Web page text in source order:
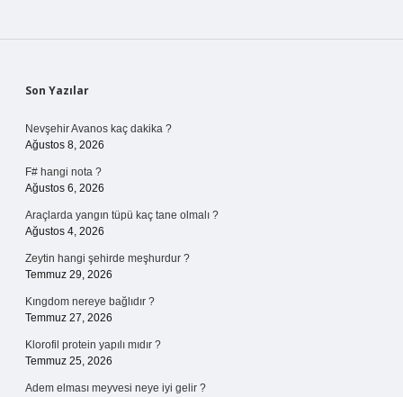
Sidebar
Son Yazılar
Nevşehir Avanos kaç dakika ?
Ağustos 8, 2026
F# hangi nota ?
Ağustos 6, 2026
Araçlarda yangın tüpü kaç tane olmalı ?
Ağustos 4, 2026
Zeytin hangi şehirde meşhurdur ?
Temmuz 29, 2026
Kıngdom nereye bağlıdır ?
Temmuz 27, 2026
Klorofil protein yapılı mıdır ?
Temmuz 25, 2026
Adem elması meyvesi neye iyi gelir ?